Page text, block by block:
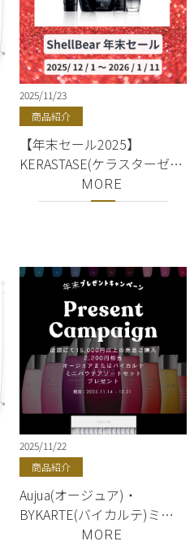
2025/11/23
商品紹介
【年末セール2025】
KERASTASE(ケラスターゼ)
＆SEE/SAW(シーソー)が
10%OFF＋送料無料｜銀
MORE
2025/11/22
商品紹介
Aujua(オージュア)・
BYKARTE(バイカルテ)ミニ
パウチ無料プレゼント｜年
MORE